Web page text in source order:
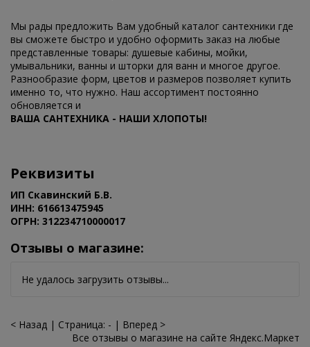
Мы рады предложить Вам удобный каталог сантехники где
вы сможете быстро и удобно оформить заказ на любые
представленные товары: душевые кабины, мойки,
умывальники, ванны и шторки для ванн и многое другое.
Разнообразие форм, цветов и размеров позволяет купить
именно то, что нужно. Наш ассортимент постоянно
обновляется и
ВАША САНТЕХНИКА - НАШИ ХЛОПОТЫ!
Реквизиты
ИП Скавинский Б.В.
ИНН: 616613475945
ОГРН: 312234710000017
Отзывы о магазине:
Не удалось загрузить отзывы...
< Назад | Страница: - | Вперед >
Все отзывы о магазине на сайте Яндекс.Маркет